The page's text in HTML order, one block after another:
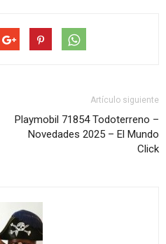
Artículo siguiente
Playmobil 71854 Todoterreno –
Novedades 2025 – El Mundo
Click